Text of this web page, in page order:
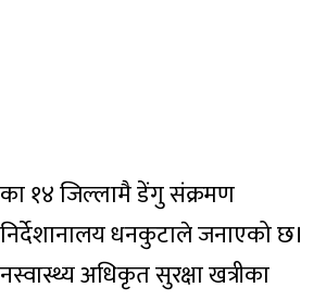
१४ जिल्लामै डेंगु संक्रमण
धनकुटाले जनाएको छ।
अधिकृत सुरक्षा खत्रीका